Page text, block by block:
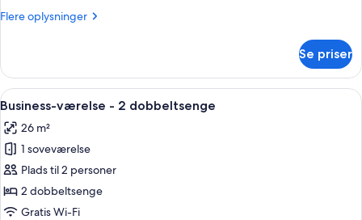
(King)
Flere oplysninger
Flere
værelse
terrasse
Se priser
Indlæs
alle
billeder
af
Business-
værelse
-
Et hotelværelse med to senge, en
12
Business-værelse - 2 dobbeltsenge
26 m²
1 soveværelse
Plads til 2 personer
2 dobbeltsenge
Gratis Wi-Fi